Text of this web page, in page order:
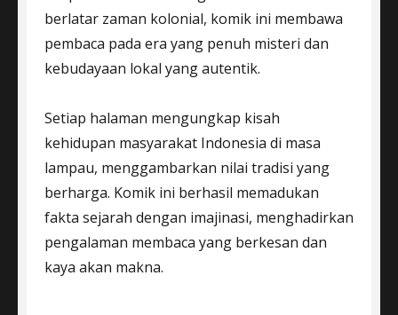
berlatar zaman kolonial, komik ini membawa
pembaca pada era yang penuh misteri dan
kebudayaan lokal yang autentik.
Setiap halaman mengungkap kisah
kehidupan masyarakat Indonesia di masa
lampau, menggambarkan nilai tradisi yang
berharga. Komik ini berhasil memadukan
fakta sejarah dengan imajinasi, menghadirkan
pengalaman membaca yang berkesan dan
kaya akan makna.